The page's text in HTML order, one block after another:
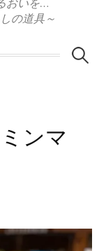
の道具～
検
ンマ